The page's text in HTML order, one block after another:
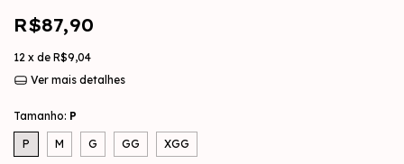
R$87,90
12 x de R$9,04
Ver mais detalhes
Tamanho: P
P M G GG XGG